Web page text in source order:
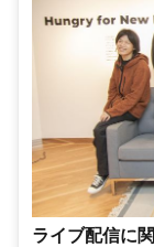
ライブ配信に